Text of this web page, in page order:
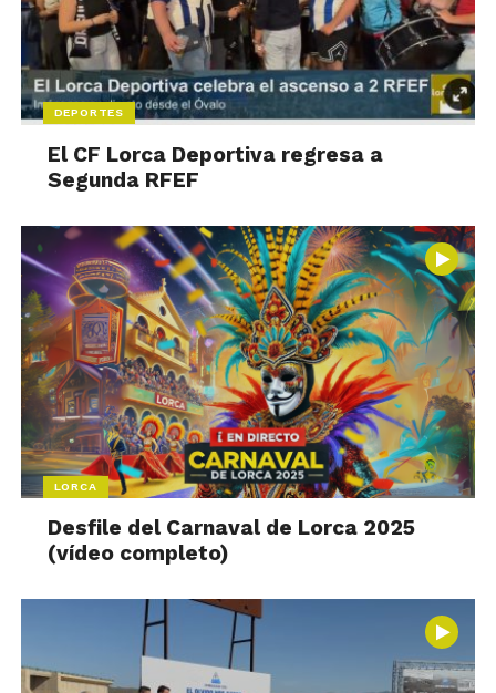
DEPORTES
El CF Lorca Deportiva regresa a
Segunda RFEF
LORCA
Desfile del Carnaval de Lorca 2025
(vídeo completo)